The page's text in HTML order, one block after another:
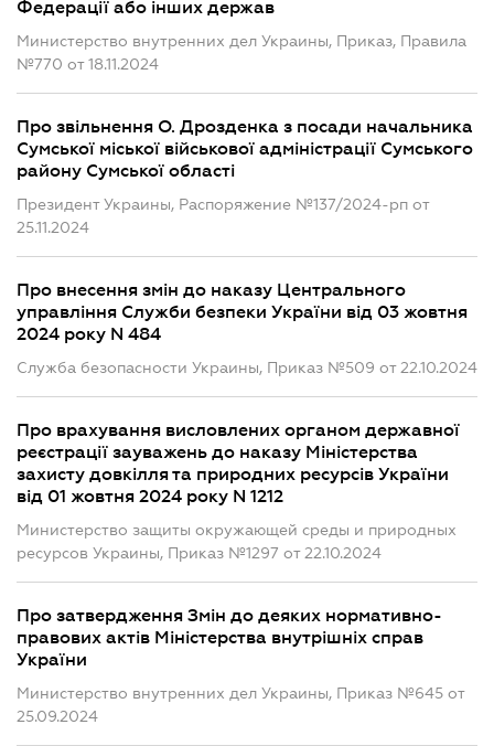
Федерації або інших держав
Министерство внутренних дел Украины, Приказ, Правила
№770 от 18.11.2024
Про звільнення О. Дрозденка з посади начальника
Сумської міської військової адміністрації Сумського
району Сумської області
Президент Украины, Распоряжение №137/2024-рп от
25.11.2024
Про внесення змін до наказу Центрального
управління Служби безпеки України від 03 жовтня
2024 року N 484
Служба безопасности Украины, Приказ №509 от 22.10.2024
Про врахування висловлених органом державної
реєстрації зауважень до наказу Міністерства
захисту довкілля та природних ресурсів України
від 01 жовтня 2024 року N 1212
Министерство защиты окружающей среды и природных
ресурсов Украины, Приказ №1297 от 22.10.2024
Про затвердження Змін до деяких нормативно-
правових актів Міністерства внутрішніх справ
України
Министерство внутренних дел Украины, Приказ №645 от
25.09.2024